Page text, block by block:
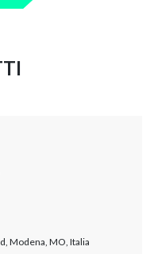
Modena, MO, Italia